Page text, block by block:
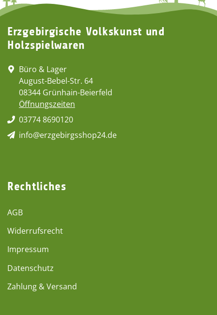
Erzgebirgische Volkskunst und
Holzspielwaren
Büro & Lager
August-Bebel-Str. 64
08344 Grünhain-Beierfeld
Öffnungszeiten
03774 8690120
info@erzgebirgsshop24.de
Rechtliches
AGB
Widerrufsrecht
Impressum
Datenschutz
Zahlung & Versand